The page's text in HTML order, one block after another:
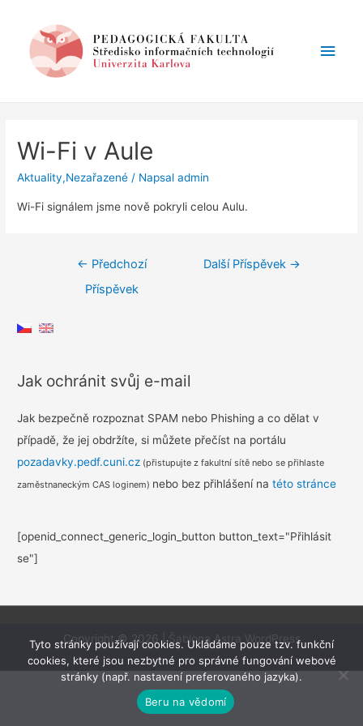
Wi-Fi v Aule
Aktuality,Nezařazené / Napsaladmin
Wi-Fi signálem jsme nově pokryli celou Aulu.
Navigace
← Předchozí
Příspěvek
Další Příspěvek →
Jak ochránit svůj e-mail
Jak bezpečně rozpoznat SPAM nebo Phishing a co dělat v
případě, že jej obdržíte, si můžete přečíst na portálu
pozadavky.pedf.cuni.cz (přistupujte z fakultní sítě nebo se přihlaste
zaměstnaneckým CAS loginem) nebo bez přihlášení natéto stránce
[openid_connect_generic_login_button button_text="Přihlásit
se"]
Copyright © 2026| Šablona Astra WordPress
Tyto stránky používají cookies. Ukládáme pouze tzv. funkční
cookies, které jsou nezbytné pro správné fungování webové
stránky (např. nastavení preferovaného jazyka).
Beru na vědomí